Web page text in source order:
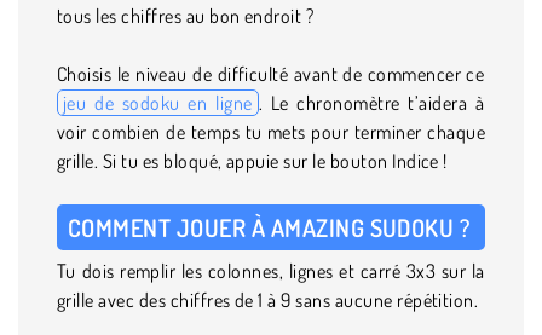
tous les chiffres au bon endroit ?
Choisis le niveau de difficulté avant de commencer ce
jeu de sodoku en ligne . Le chronomètre t’aidera à
voir combien de temps tu mets pour terminer chaque
grille. Si tu es bloqué, appuie sur le bouton Indice !
COMMENT JOUER À AMAZING SUDOKU ?
Tu dois remplir les colonnes, lignes et carré 3x3 sur la
grille avec des chiffres de 1 à 9 sans aucune répétition.